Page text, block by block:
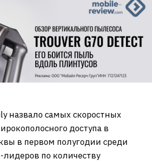
назвало самых скоростных
доступа в
в первом полугодии среди
по количеству